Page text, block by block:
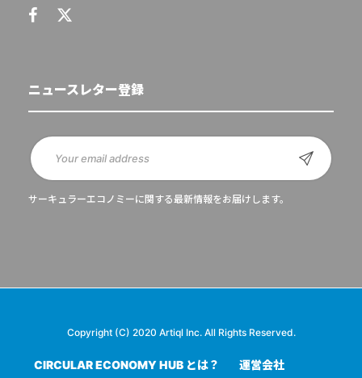
ニュースレター登録
サーキュラーエコノミーに関する最新情報をお届けします。
Copyright (C) 2020 Artiql Inc. All Rights Reserved.
CIRCULAR ECONOMY HUB とは？ 運営会社